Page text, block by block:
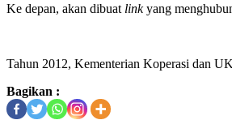
Ke depan, akan dibuat linkyang
Tahun 2012, Kementerian Koperasi dan
Bagikan :